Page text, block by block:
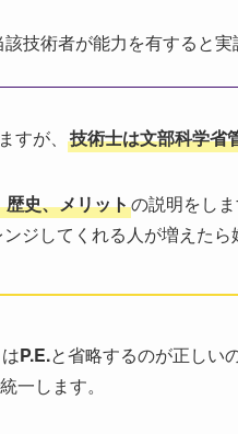
技術者が能力を有すると実
すが、 技術士は文部科学省
史、メリットの説明をしま
ジしてくれる人が増えたら
P.E.と省略するのが正しい
一します。